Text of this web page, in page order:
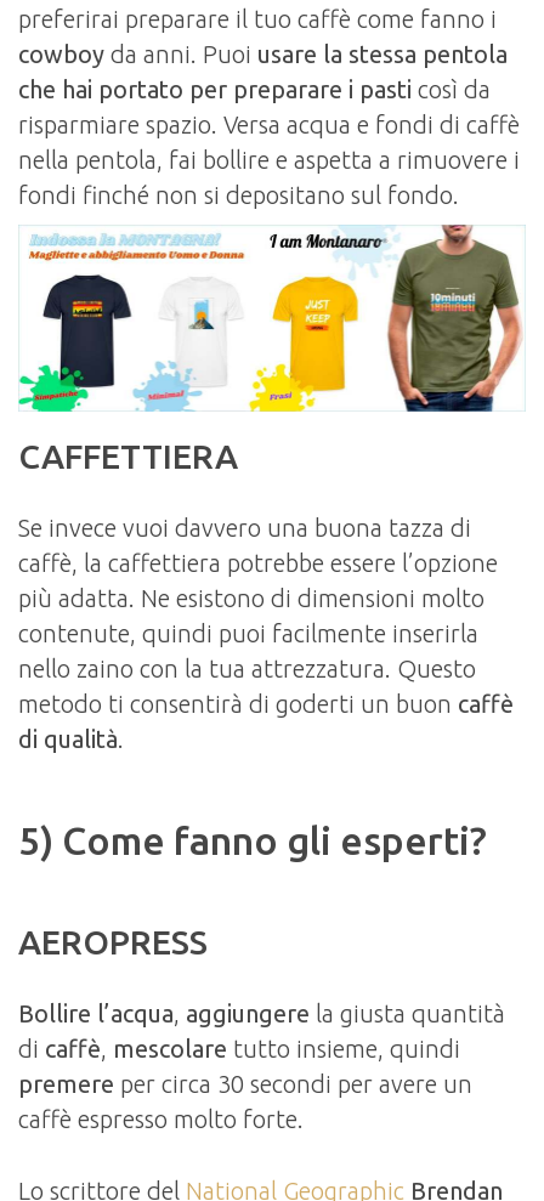
preferirai preparare il tuo caffè come fanno i
cowboy da anni. Puoi usare la stessa pentola
che hai portato per preparare i pasti così da
risparmiare spazio. Versa acqua e fondi di caffè
nella pentola, fai bollire e aspetta a rimuovere i
fondi finché non si depositano sul fondo.
CAFFETTIERA
Se invece vuoi davvero una buona tazza di
caffè, la caffettiera potrebbe essere l’opzione
più adatta. Ne esistono di dimensioni molto
contenute, quindi puoi facilmente inserirla
nello zaino con la tua attrezzatura. Questo
metodo ti consentirà di goderti un buon caffè
di qualità.
5) Come fanno gli esperti?
AEROPRESS
Bollire l’acqua, aggiungere la giusta quantità
di caffè, mescolare tutto insieme, quindi
premere per circa 30 secondi per avere un
caffè espresso molto forte.
Lo scrittore del National Geographic Brendan